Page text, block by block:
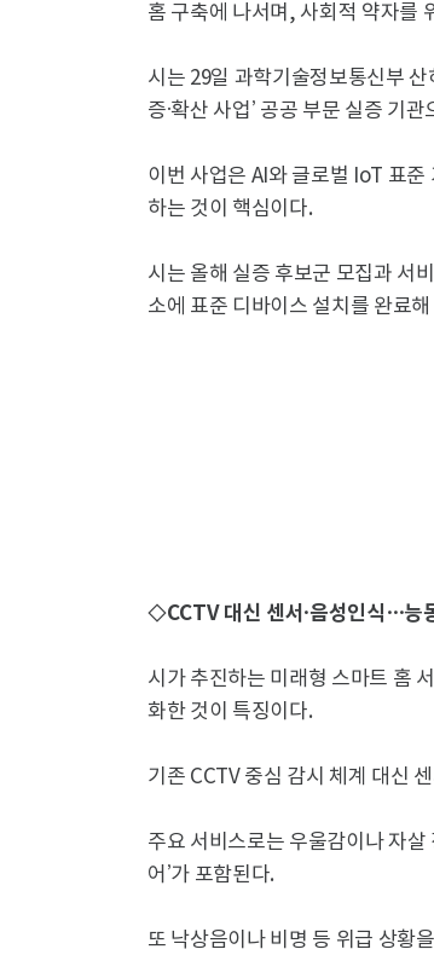
홈 구축에 나서며, 사회적 약자를
시는 29일 과학기술정보통신부
증·확산 사업’ 공공 부문 실증 기
이번 사업은 AI와 글로벌 IoT 표
하는 것이 핵심이다.
시는 올해 실증 후보군 모집과 서
소에 표준 디바이스 설치를 완료
◇CCTV 대신 센서·음성인식…능
시가 추진하는 미래형 스마트 홈
화한 것이 특징이다.
기존 CCTV 중심 감시 체계 대신
주요 서비스로는 우울감이나 자살
어’가 포함된다.
또 낙상음이나 비명 등 위급 상황